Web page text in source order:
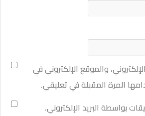
والموقع الإلكتروني في
المرة المقبلة في تعليقي.
بواسطة البريد الإلكتروني.